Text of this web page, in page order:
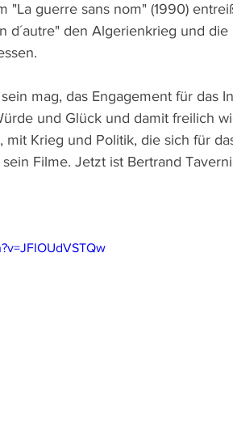
"La guerre sans nom" (1990)
d´autre" den Algerienkrieg und
mag, das Engagement für das
und Glück und damit freilich
Krieg und Politik, die sich für
Filme. Jetzt ist Bertrand